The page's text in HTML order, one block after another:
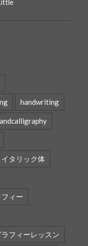
handwriting
イタリック体
ィー
ラフィーレッスン